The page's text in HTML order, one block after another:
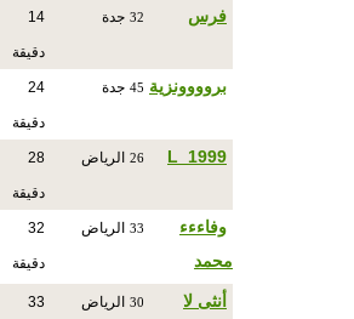
فرس 32 جدة 14
دقيقة
بروووونزية 45 جدة 24
دقيقة
L_1999
26 الرياض 28
دقيقة
وفاءءء
محمد
33 الرياض 32
دقيقة
أنثى لا
30 الرياض 33